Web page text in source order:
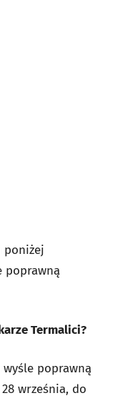
poniżej
poprawną
Termalici?
wyśle poprawną
września, do